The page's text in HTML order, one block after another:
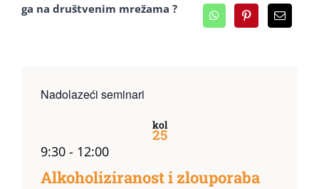
ga na društvenim mrežama ?
Nadolazeći seminari
kol
25
9:30 - 12:00
Alkoholiziranost i zlouporaba